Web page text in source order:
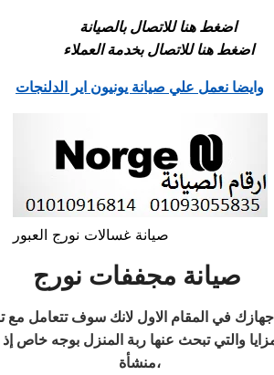
اضغط هنا للاتصال بالصيانة
اضغط هنا للاتصال بخدمة العملاء
وايضا نعمل علي صيانة يونيون اير الدلنجات
صيانة غسالات نورج العبور
في المقام الاول لانك سوف تتعامل
ومزايا والتي تبحث عنها ربة المنزل
منشأة،